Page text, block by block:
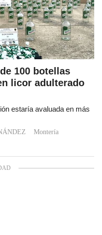
100 botellas
licor adulterado
estaría avaluada en más
Montería